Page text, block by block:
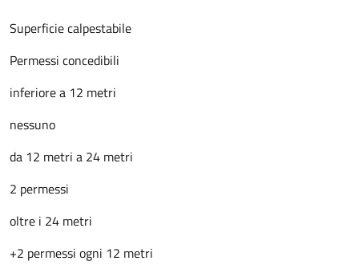
Superficie calpestabile
Permessi concedibili
inferiore a 12 metri
nessuno
da 12 metri a 24 metri
2 permessi
oltre i 24 metri
+2 permessi ogni 12 metri